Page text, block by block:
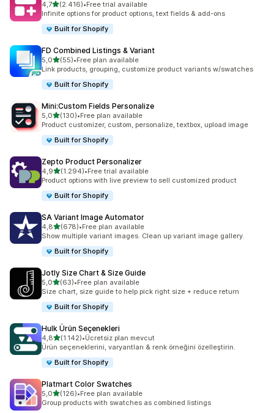
4,75 yıldız üzerinden
(2.416)
toplam 2416 değerlendirme
•Free trial available
Infinite options for product options, text fields & add-ons
Built for Shopify
FD Combined Listings & Variant
5,05 yıldız üzerinden
(55)
toplam 55 değerlendirme
•Free plan available
Link products, grouping, customize product variants w/swatches
Built for Shopify
Mini:Custom Fields Personalize
5,05 yıldız üzerinden
(130)
toplam 130 değerlendirme
•Free plan available
Product customizer, custom, personalize, textbox, upload image
Built for Shopify
Zepto Product Personalizer
4,95 yıldız üzerinden
(1.294)
toplam 1294 değerlendirme
•Free trial available
Product options with live preview to sell customized product
Built for Shopify
SA Variant Image Automator
4,85 yıldız üzerinden
(678)
toplam 678 değerlendirme
•Free plan available
Show multiple variant images. Clean up variant image gallery.
Built for Shopify
Jotly Size Chart & Size Guide
5,05 yıldız üzerinden
(63)
toplam 63 değerlendirme
•Free plan available
Size chart, size guide to help pick right size + reduce return
Built for Shopify
Hulk Ürün Seçenekleri
4,85 yıldız üzerinden
(1.142)
toplam 1142 değerlendirme
•Ücretsiz plan mevcut
Ürün seçeneklerini, varyantları & renk örneğini özelleştirin.
Built for Shopify
Platmart Color Swatches
5,05 yıldız üzerinden
(126)
toplam 126 değerlendirme
•Free plan available
Group products with swatches as combined listings